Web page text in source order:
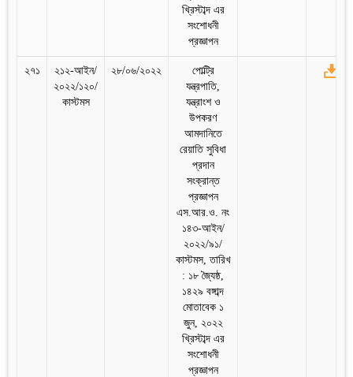
খ্রিস্টাব্দ এর
সংশোধনী
প্রজ্ঞাপন
২৭১
২১২-আইন/
২০২২/১২০/
কাস্টমস
২৮/০৬/২০২২
পোল্ট্রি
যন্ত্রপাতি,
যন্ত্রাংশ ও
উপকরণ
আমদানিতে
রেয়াতি সুবিধা
প্রদান
সংক্রান্ত
প্রজ্ঞাপন
এস.আর.ও. নং
১৪৩-আইন/
২০২২/৯১/
কাস্টমস, তারিখ
: ১৮ জ্যৈষ্ঠ,
১৪২৯ বঙ্গাব্দ
মোতাবেক ১
জুন, ২০২২
খ্রিস্টাব্দ এর
সংশোধনী
প্রজ্ঞাপন